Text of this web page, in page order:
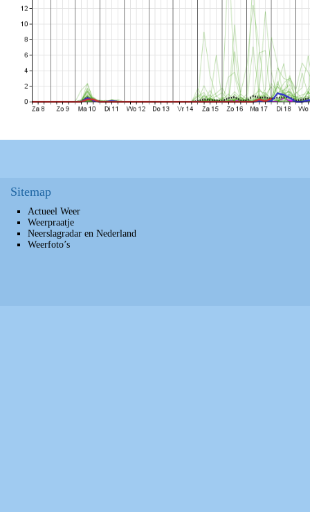
Sitemap
Actueel Weer
Weerpraatje
Neerslagradar en Nederland
Weerfoto’s